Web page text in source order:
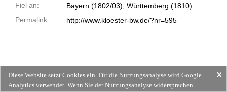
Fiel an:
Bayern (1802/03), Württemberg (1810)
Permalink:
http://www.kloester-bw.de/?nr=595
Diese Website setzt Cookies ein. Für die Nutzungsanalyse wird Google
Analytics verwendet. Wenn Sie der Nutzungsanalyse widersprechen